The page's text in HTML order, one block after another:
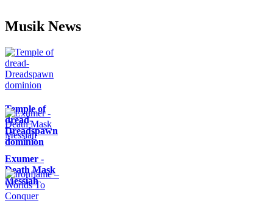
Musik News
Temple of
dread-
Dreadspawn
dominion
Exumer -
Death Mask
Messiah